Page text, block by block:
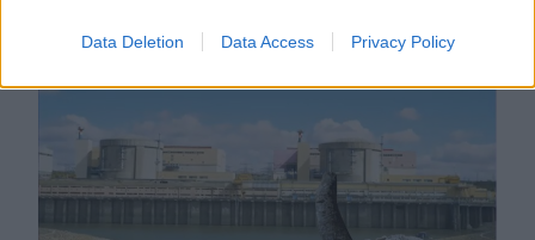
Data Deletion Data Access Privacy Policy